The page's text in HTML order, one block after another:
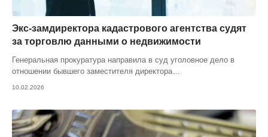
Экс-замдиректора кадастрового агентства судят
за торговлю данными о недвижимости
Генеральная прокуратура направила в суд уголовное дело в
отношении бывшего заместителя директора
10.02.2026